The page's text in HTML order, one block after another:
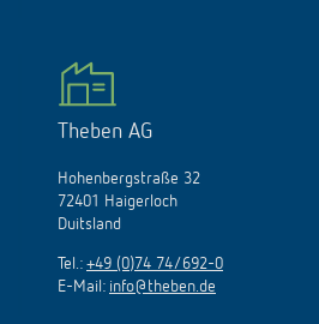
Theben AG
Hohenbergstraße 32
72401 Haigerloch
Duitsland
Tel.: +49 (0)74 74/692-0
E-Mail: info@theben.de